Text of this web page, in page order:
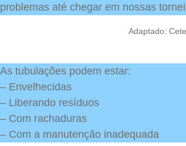
problemas até chegar em nossas
Adaptado:
As tubulações podem estar:
– Envelhecidas
– Liberando resíduos
– Com rachaduras
– Com a manutenção inadequada